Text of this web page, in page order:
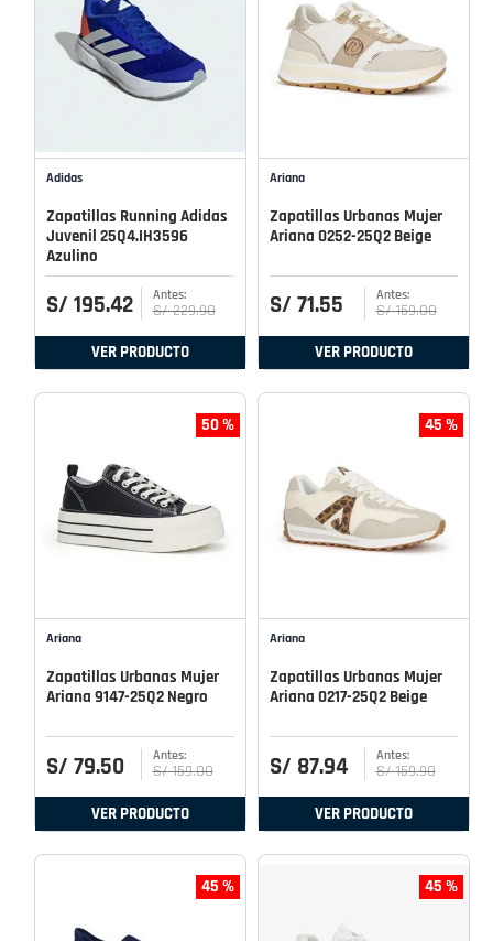
Adidas
Zapatillas Running Adidas
Juvenil 25Q4.IH3596
Azulino
S/ 195.42 S/ 229.90
VER PRODUCTO
Ariana
Zapatillas Urbanas Mujer
Ariana 0252-25Q2 Beige
S/ 71.55 S/ 159.00
VER PRODUCTO
50 %
Ariana
Zapatillas Urbanas Mujer
Ariana 9147-25Q2 Negro
S/ 79.50 S/ 159.00
VER PRODUCTO
45 %
Ariana
Zapatillas Urbanas Mujer
Ariana 0217-25Q2 Beige
S/ 87.94 S/ 159.90
VER PRODUCTO
45 % 45 %